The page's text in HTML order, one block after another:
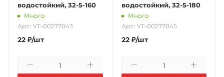
водостойкий, 32-5-160
Много
Арт.: УТ-00277043
22 ₽/шт
водостойкий, 32-5-180
Много
Арт.: УТ-00277045
22₽/шт